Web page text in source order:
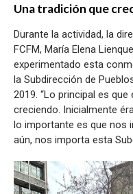
Una tradición que
Durante la actividad, la
FCFM, María Elena
experimentado esta
la Subdirección de
2019. “Lo principal es
creciendo. Inicialmente
lo importante es que nos
aún, nos importa esta